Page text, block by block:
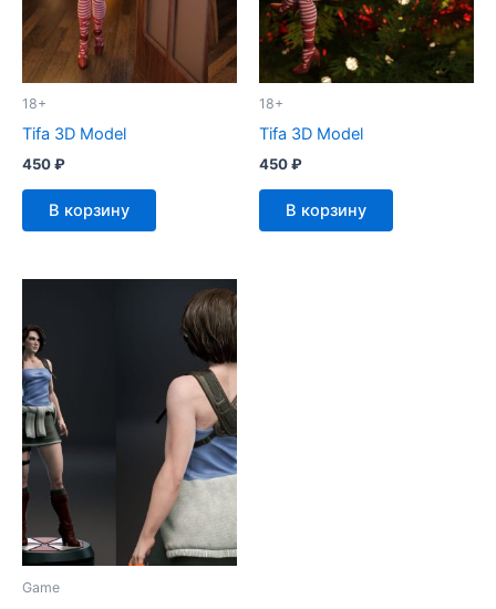
18+
Tifa 3D Model
450₽
В корзину
18+
Tifa 3D Model
450₽
В корзину
Game